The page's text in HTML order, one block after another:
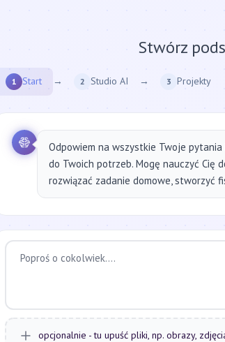
Stwórz
1 Start → 2 Studio AI → 3 Projekty
Odpowiem na wszystkie Twoje
do Twoich potrzeb. Mogę nauczyć Cię
rozwiązać zadanie domowe, stworzyć
opcjonalnie - tu upuść pliki, np. obrazy,